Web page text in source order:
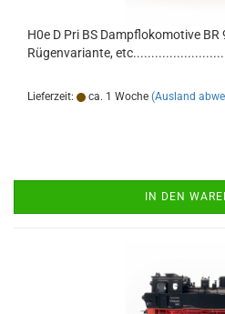
H0e D Pri BS Dampflokomotive
Rügenvariante,
Lieferzeit: ca. 1 Woche (Ausland
IN DEN